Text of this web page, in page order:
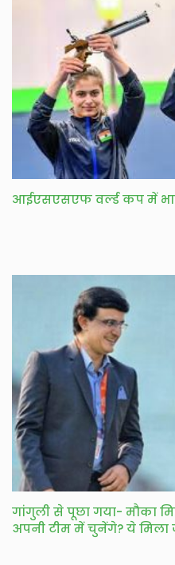
आईएसएसएफ वर्ल्ड कप में
गांगुली से पूछा गया- मौका
अपनी टीम में चुनेंगे? ये मिला